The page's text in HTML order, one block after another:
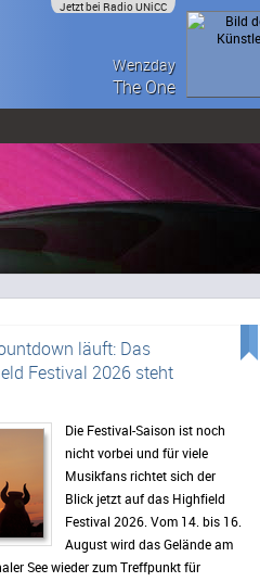
Jetzt bei Radio UNiCC
Wenzday
The One
läuft: Das
Festival 2026 steht
Die Festival-Saison ist noch
nicht vorbei und für viele
Musikfans richtet sich der
Blick jetzt auf das Highfield
Festival 2026. Vom 14. bis 16.
August wird das Gelände am
See wieder zum Treffpunkt für